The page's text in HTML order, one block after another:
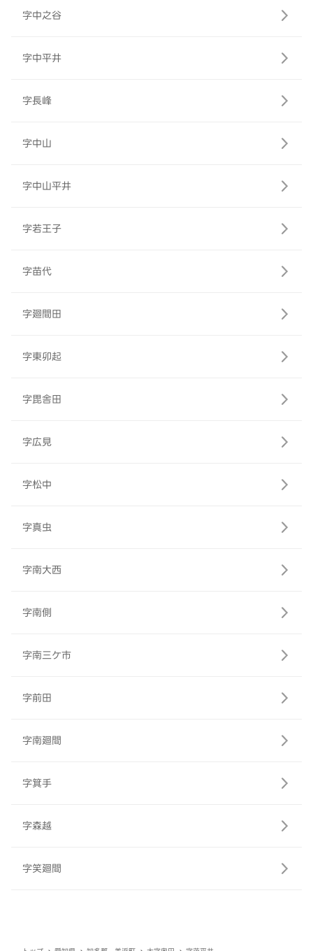
字中之谷
字中平井
字長峰
字中山
字中山平井
字若王子
字苗代
字廻間田
字東卯起
字毘舎田
字広見
字松中
字真虫
字南大西
字南側
字南三ケ市
字前田
字南廻間
字箕手
字森越
字笑廻間